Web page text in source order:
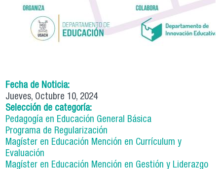
Fecha de Noticia:
Jueves, Octubre 10, 2024
Selección de categoría:
Pedagogía en Educación General Básica
Programa de Regularización
Magíster en Educación Mención en Currículum y
Evaluación
Magíster en Educación Mención en Gestión y Liderazgo